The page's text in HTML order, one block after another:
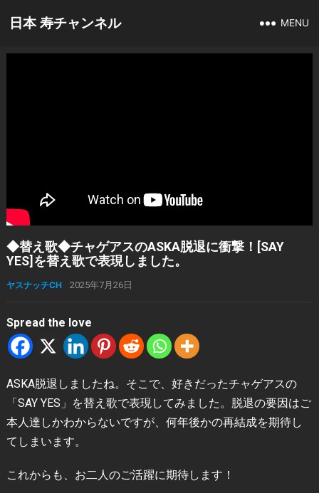
日本 寿チャンネル MENU
◆替え歌◆チャゲアスのASKA脱退に衝撃！[SAY
YES]を替え歌で表現しました。
ヤスナッチCH 2025年7月26日
Spread the love
ASKA脱退しましたね。そこで、好きだったチャゲアスの
「SAY YES」を替え歌で表現してみました。脱退の要因はご
本人達しかわからないですが、何年後かの再結成を期待し
てしまいます。
これからも、お二人のご活躍に期待します！